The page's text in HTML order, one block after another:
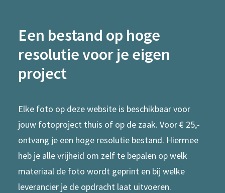
Een bestand op hoge
resolutie voor je eigen
project
Elke foto op deze website is beschikbaar voor
jouw fotoproject thuis of op de zaak. Voor € 25,-
ontvang je een hoge resolutie bestand. Hiermee
heb je alle vrijheid om zelf te bepalen op welk
materiaal de foto wordt geprint en bij welke
leverancier je de opdracht laat uitvoeren.